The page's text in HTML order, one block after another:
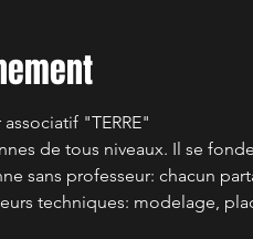
"TERRE"
de tous niveaux. Il se
sans professeur: chacun
techniques: modelage,